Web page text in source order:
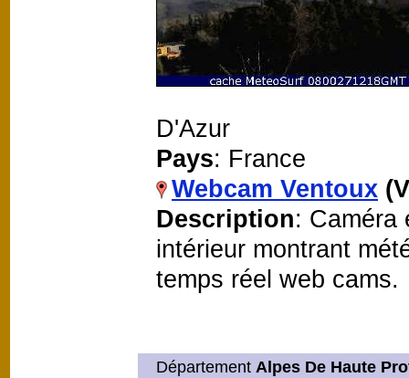
D'Azur
Pays: France
Webcam Ventoux
Description: Caméra
intérieur montrant
temps réel web cams.
Département Alpes De Haute